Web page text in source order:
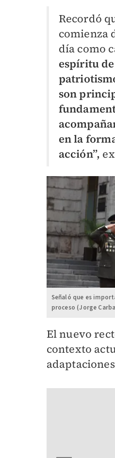
Recordó
comienza
día como
espíritu
son
en la
acción”,
Señaló que es
proceso (Jorge
El nuevo
contexto